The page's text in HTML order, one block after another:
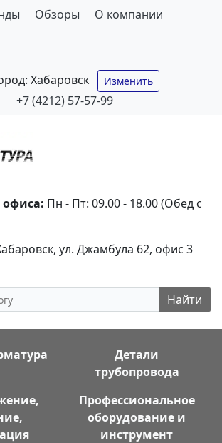
Обзоры О компании
Хабаровск Изменить
+7 (4212) 57-57-99
Пн - Пт: 09.00 - 18.00 (Обед с
ул. Джамбула 62, офис 3
Найти
Детали
трубопровода
Профессиональное
оборудование и
инструмент